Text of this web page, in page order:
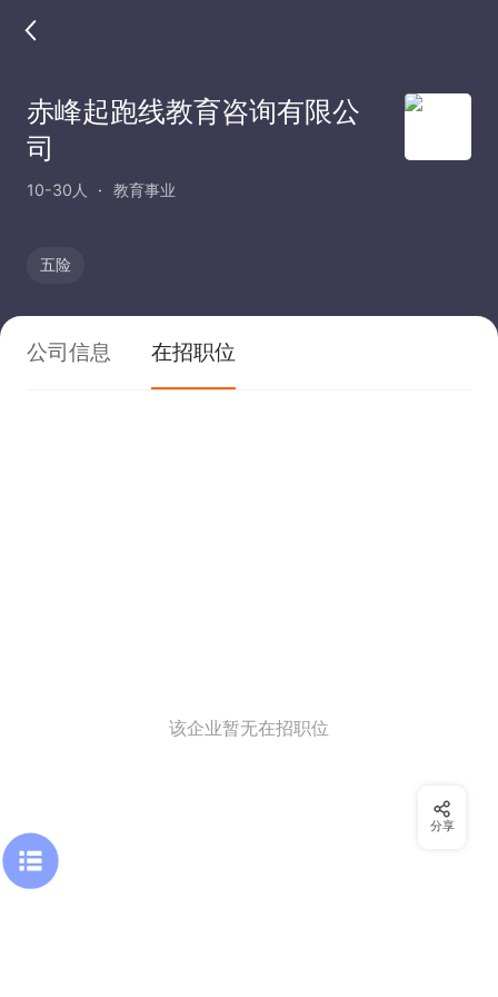
赤峰起跑线教育咨询有限公
司
10-30人 教育事业
五险
公司信息 在招职位
该企业暂无在招职位
分享